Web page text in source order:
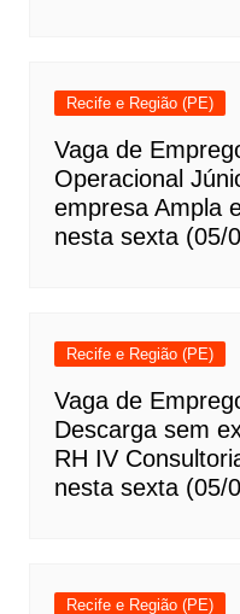
Recife e Região (PE)
Vaga de
Operacional
empresa Ampla
nesta sexta (05/
Recife e Região (PE)
Vaga de
Descarga sem
RH IV
nesta sexta (05/
Recife e Região (PE)